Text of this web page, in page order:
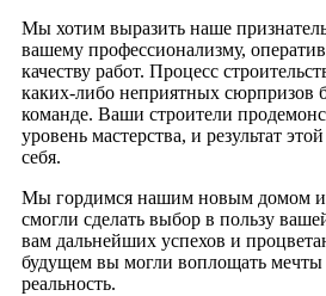
Мы хотим выразить наше
вашему профессионализму,
качеству работ. Процесс
каких-либо неприятных сюрпризов
команде. Ваши строители
уровень мастерства, и результат
себя.
Мы гордимся нашим новым домом и
смогли сделать выбор в пользу
вам дальнейших успехов и
будущем вы могли воплощать мечты
реальность.